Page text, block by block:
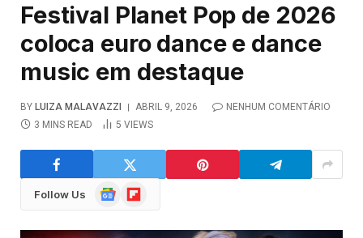
Festival Planet Pop de 2026
coloca euro dance e dance
music em destaque
BY LUIZA MALAVAZZI ABRIL 9, 2026
NENHUM COMENTÁRIO
3 MINS READ
5 VIEWS
Follow Us
GoogleFlipboard